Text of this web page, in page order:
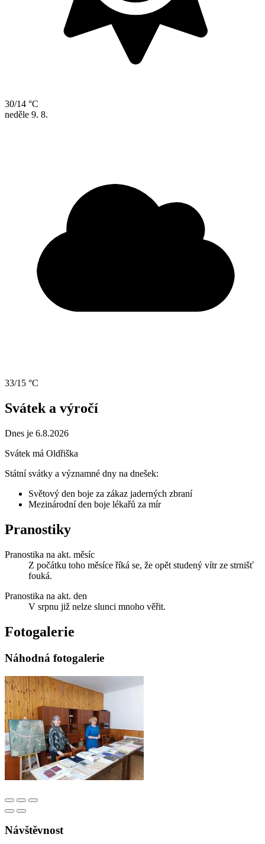
30/14 °C
neděle 9. 8.
33/15 °C
Svátek a výročí
Dnes je 6.8.2026
Svátek má Oldřiška
Státní svátky a významné dny na dnešek:
Světový den boje za zákaz jaderných zbraní
Mezinárodní den boje lékařů za mír
Pranostiky
Pranostika na akt. měsíc
Z počátku toho měsíce říká se, že opět studený vítr ze strnišť
fouká.
Pranostika na akt. den
V srpnu již nelze slunci mnoho věřit.
Fotogalerie
Náhodná fotogalerie
Návštěvnost